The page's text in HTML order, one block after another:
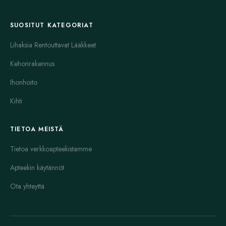
kannattaa välttää kosteat ja lämpimät olosuhteet, joissa sieni
sienen leviämistä.
Monet sienilääkkeet ovat saatavilla ilman reseptiä, mutta
vaikeissa tai pitkittyneissä tapauksissa kannattaa aina kysyä
tehokasta ja turvallista. Erityisesti kynsisieni vaatii pitkäjänteistä
V, Grisactin, Lamisil, Lotrisone, Nizoral ja Sporanox ovat
lääkkeellä on omat vahvuutensa ja käyttötarkoituksensa. Oikean
lääkkeen valinta tekee hoidosta tehokasta ja nopeuttaa
SUOSITUT KATEGORIAT
Lihaksia Rentouttavat Lääkkeet
Kehonrakennus
Ihonhoito
Kihti
TIETOA MEISTÄ
Tietoa verkkoapteekistamme
Apteekin käytännöt
Ota yhteyttä